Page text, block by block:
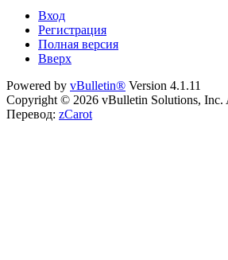
Вход
Регистрация
Полная версия
Вверх
Powered by vBulletin® Version 4.1.11
Copyright © 2026 vBulletin Solutions, Inc.
Перевод: zCarot